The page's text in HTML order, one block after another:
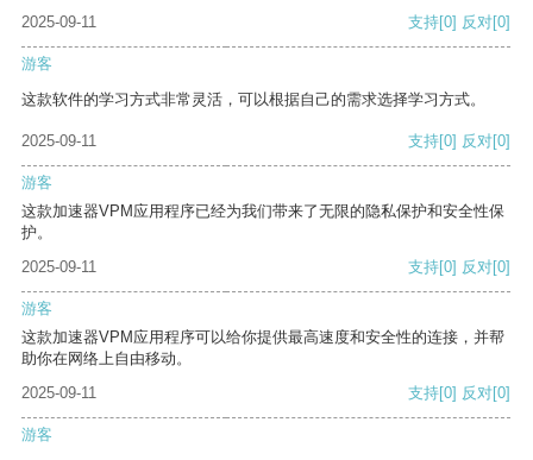
2025-09-11 支持[0] 反对[0]
游客
这款软件的学习方式非常灵活，可以根据自己的需求选择学习方式。
2025-09-11 支持[0] 反对[0]
游客
这款加速器VPM应用程序已经为我们带来了无限的隐私保护和安全性保
护。
2025-09-11
支持[0] 反对[0]
游客
这款加速器VPM应用程序可以给你提供最高速度和安全性的连接，并帮
助你在网络上自由移动。
2025-09-11
支持[0] 反对[0]
游客